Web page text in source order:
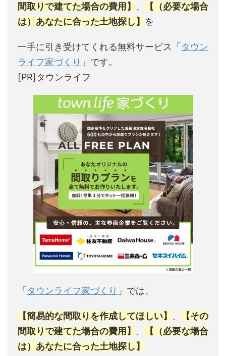
間取りで建てた場合の費用】 、
【（必要な場合
は）あなたに合った土地探し】 を
一手に引き受けてくれる無料サービス「タウン
ライフ家づくり 」です。
[PR]タウンライフ
「タウンライフ家づくり 」では、
【簡易的な間取りを作成してほしい】 、
【その
間取りで建てた場合の費用】 、
【（必要な場合
は）あなたに合った土地探し】